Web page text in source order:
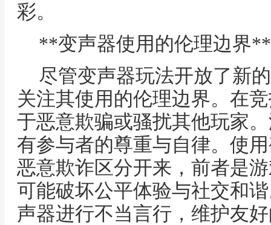
彩。
**变声器使用的伦理边界**
尽管变声器玩法开放了新
关注其使用的伦理边界。在
于恶意欺骗或骚扰其他玩家
有参与者的尊重与自律。使
恶意欺诈区分开来，前者是
可能破坏公平体验与社交和
声器进行不当言行，维护友